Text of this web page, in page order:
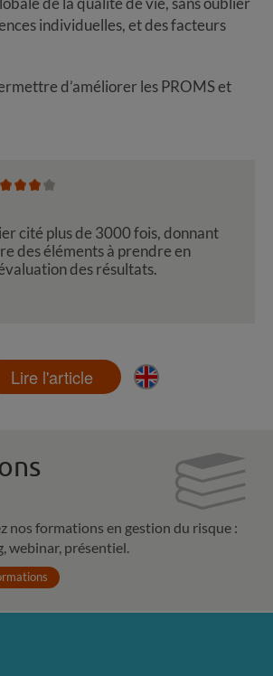
individuelles, et des facteurs
d’améliorer les PROMS et
cité plus de 3000 fois, donnant
des éléments à prendre en
des résultats.
Lire l'article
nos formations en gestion du risque :
webinar, présentiel.